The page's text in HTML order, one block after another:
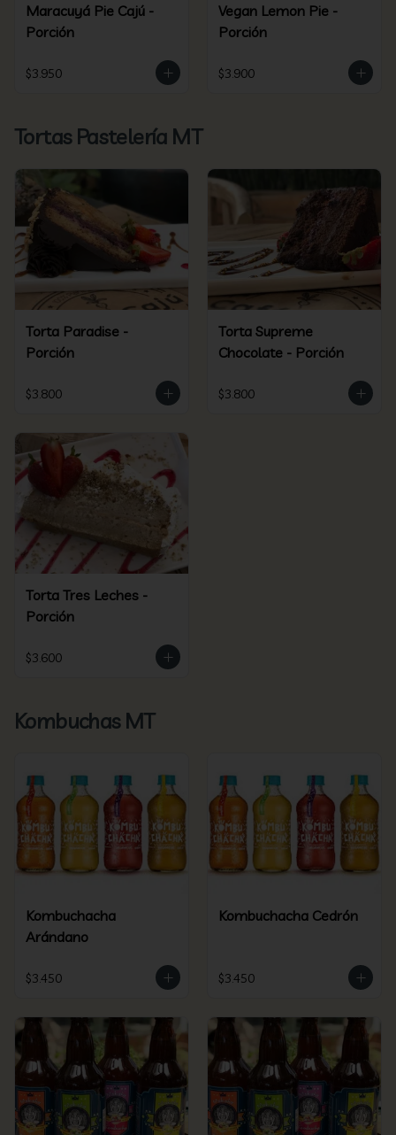
Maracuyá Pie Cajú -
Porción
$3.950
Vegan Lemon Pie -
Porción
$3.900
Tortas Pastelería MT
Torta Paradise -
Porción
$3.800
Torta Supreme
Chocolate - Porción
$3.800
Torta Tres Leches -
Porción
$3.600
Kombuchas MT
Kombuchacha
Arándano
$3.450
Kombuchacha Cedrón
$3.450